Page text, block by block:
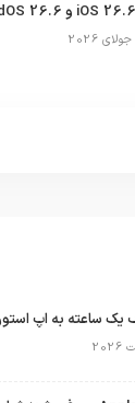
یک ساعته به اپ